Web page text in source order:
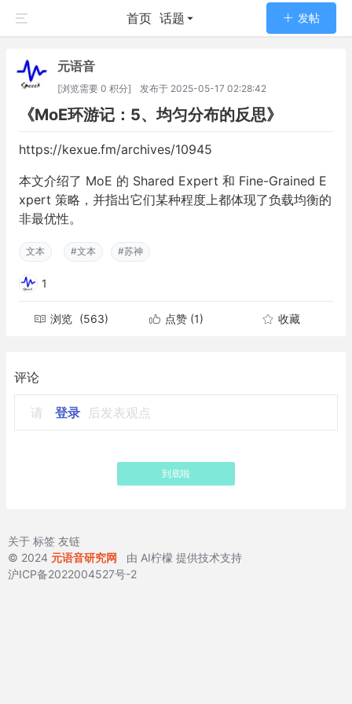
首页 话题 发帖
元语音
[浏览需要 0 积分] 发布于 2025-05-17 02:28:42
《MoE环游记：5、均匀分布的反思》
https://kexue.fm/archives/10945
本文介绍了 MoE 的 Shared Expert 和 Fine-Grained E
xpert 策略，并指出它们某种程度上都体现了负载均衡的
非最优性。
文本 #文本 #苏神
1
浏览 (563) 点赞 (1) 收藏
评论
请 登录 后发表观点
到底啦
关于 标签 友链
© 2024 元语音研究网 由 AI柠檬 提供技术支持
沪ICP备2022004527号-2